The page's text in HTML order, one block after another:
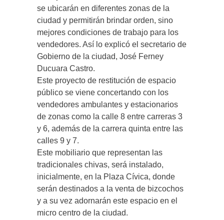
se ubicarán en diferentes zonas de la
ciudad y permitirán brindar orden, sino
mejores condiciones de trabajo para los
vendedores. Así lo explicó el secretario de
Gobierno de la ciudad, José Ferney
Ducuara Castro.
Este proyecto de restitución de espacio
público se viene concertando con los
vendedores ambulantes y estacionarios
de zonas como la calle 8 entre carreras 3
y 6, además de la carrera quinta entre las
calles 9 y 7.
Este mobiliario que representan las
tradicionales chivas, será instalado,
inicialmente, en la Plaza Cívica, donde
serán destinados a la venta de bizcochos
y a su vez adornarán este espacio en el
micro centro de la ciudad.